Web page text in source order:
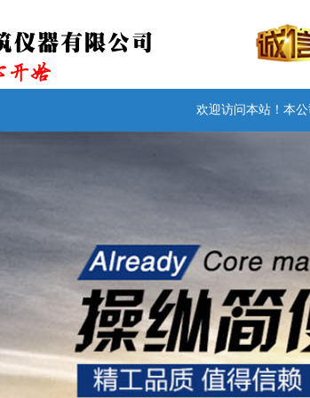
欢迎访问本站！本公